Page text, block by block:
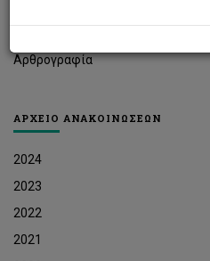
Αρθρογραφία
ΑΡΧΕΙΟ ΑΝΑΚΟΙΝΩΣΕΩΝ
2024
2023
2022
2021